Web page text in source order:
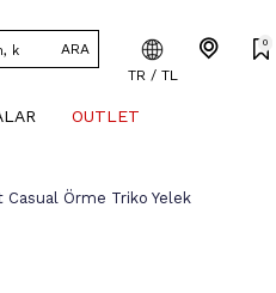
ARA
TR / TL
0
OUTLET
Örme Triko Yelek